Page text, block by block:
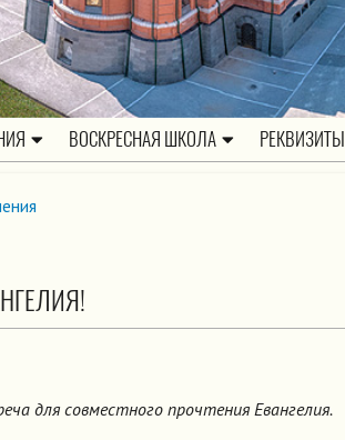
ВОСКРЕСНАЯ ШКОЛА РЕКВИЗИТЫ
для совместного прочтения Евангелия.